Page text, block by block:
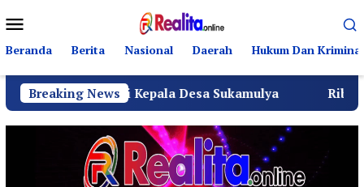
ke
kontenMobile
Beranda Berita Nasional Daerah Hukum Dan Kriminal
Breaking News
Kepala Desa Sukamulya Ribuan Warga